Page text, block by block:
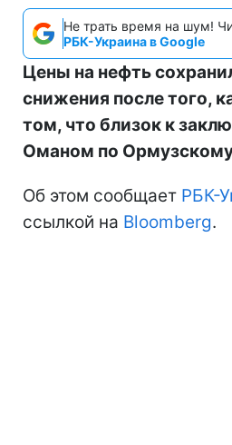
Не трать время на шум!
РБК-Украина в Google
Цены на нефть
снижения после того,
том, что близок к
Оманом по
Об этом сообщает РБК-
ссылкой на Bloomberg.